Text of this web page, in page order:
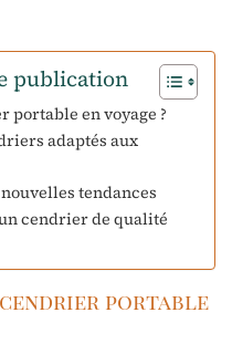
publication
en voyage ?
adaptés aux
tendances
cendrier de qualité
portable